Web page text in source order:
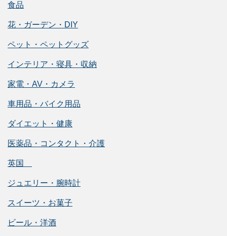
食品
花・ガーデン・DIY
ペット・ペットグッズ
インテリア・寝具・収納
家電・AV・カメラ
車用品・バイク用品
ダイエット・健康
医薬品・コンタクト・介護
英国
ジュエリー・腕時計
スイーツ・お菓子
ビール・洋酒